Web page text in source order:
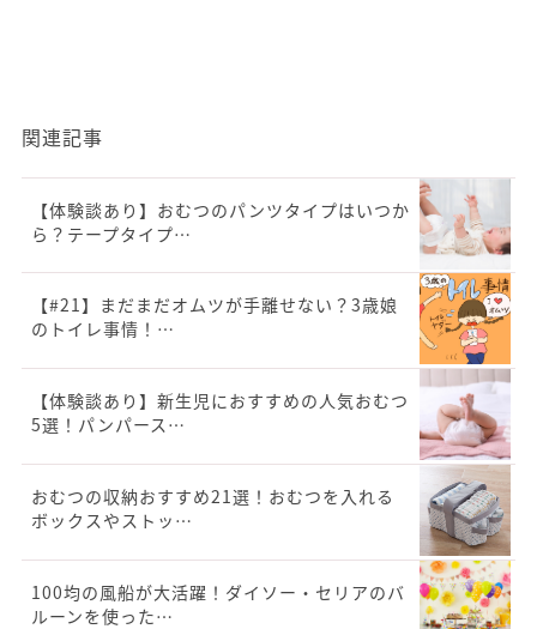
関連記事
【体験談あり】おむつのパンツタイプはいつか
ら？テープタイプ…
【#21】まだまだオムツが手離せない？3歳娘
のトイレ事情！…
【体験談あり】新生児におすすめの人気おむつ
5選！パンパース…
おむつの収納おすすめ21選！おむつを入れる
ボックスやストッ…
100均の風船が大活躍！ダイソー・セリアのバ
ルーンを使った…